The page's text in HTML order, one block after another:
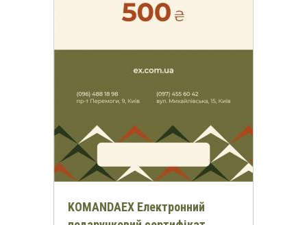
KOMANDAEX Електронний